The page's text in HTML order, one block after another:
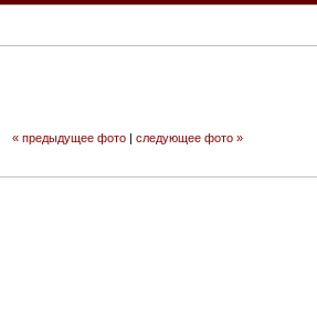
« предыдущее фото | следующее фото »